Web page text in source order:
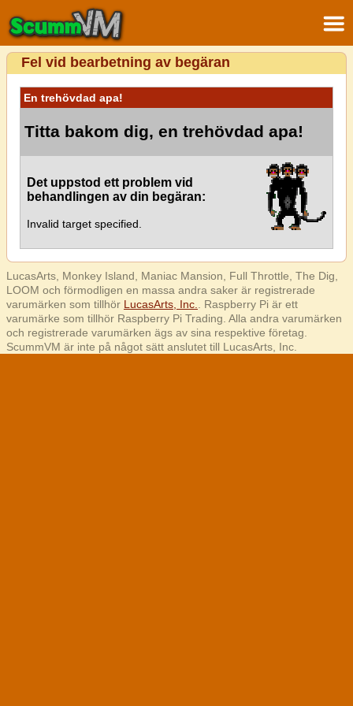
Fel vid bearbetning av begäran
En trehövdad apa!
Titta bakom dig, en trehövdad apa!
Det uppstod ett problem vid
behandlingen av din begäran:
Invalid target specified.
LucasArts, Monkey Island, Maniac Mansion, Full Throttle, The Dig,
LOOM och förmodligen en massa andra saker är registrerade
varumärken som tillhör LucasArts, Inc.
. Raspberry Pi är ett
varumärke som tillhör Raspberry Pi Trading. Alla andra varumärken
och registrerade varumärken ägs av sina respektive företag.
ScummVM är inte på något sätt anslutet till LucasArts, Inc.